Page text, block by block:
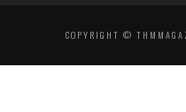
COPYRIGHT ©